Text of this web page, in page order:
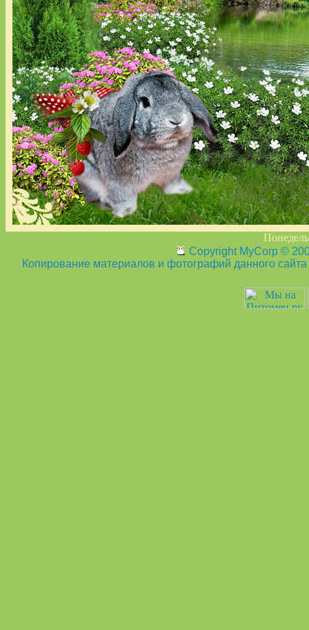
Copyright MyCorp ©
Копирование материалов и фотографий данного